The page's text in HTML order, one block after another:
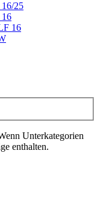
25
16
16
Unterkategorien
enthalten.